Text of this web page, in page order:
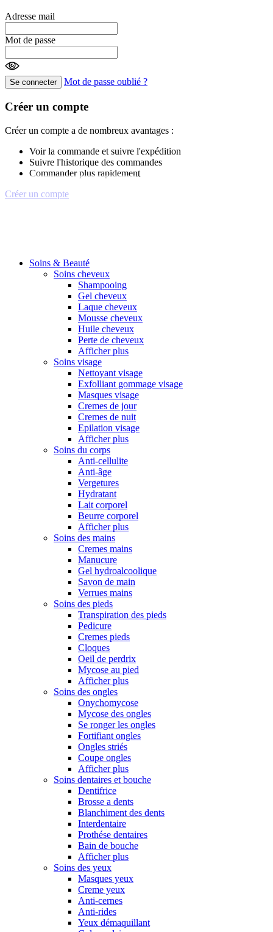
Adresse mail
Mot de passe
Se connecter Mot de passe oublié ?
Créer un compte
Créer un compte a de nombreux avantages :
Voir la commande et suivre l'expédition
Suivre l'historique des commandes
Commander plus rapidement
Créer un compte
Soins & Beauté
Soins cheveux
Shampooing
Gel cheveux
Laque cheveux
Mousse cheveux
Huile cheveux
Perte de cheveux
Afficher plus
Soins visage
Nettoyant visage
Exfolliant gommage visage
Masques visage
Cremes de jour
Cremes de nuit
Epilation visage
Afficher plus
Soins du corps
Anti-cellulite
Anti-âge
Vergetures
Hydratant
Lait corporel
Beurre corporel
Afficher plus
Soins des mains
Cremes mains
Manucure
Gel hydroalcoolique
Savon de main
Verrues mains
Soins des pieds
Transpiration des pieds
Pedicure
Cremes pieds
Cloques
Oeil de perdrix
Mycose au pied
Afficher plus
Soins des ongles
Onychomycose
Mycose des ongles
Se ronger les ongles
Fortifiant ongles
Ongles striés
Coupe ongles
Afficher plus
Soins dentaires et bouche
Dentifrice
Brosse a dents
Blanchiment des dents
Interdentaire
Prothése dentaires
Bain de bouche
Afficher plus
Soins des yeux
Masques yeux
Creme yeux
Anti-cernes
Anti-rides
Yeux démaquillant